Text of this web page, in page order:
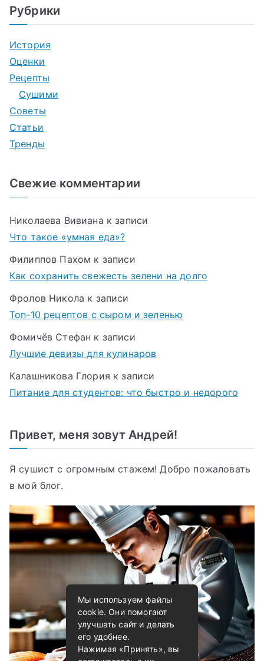
Рубрики
История
Оценки
Рецепты
Сушими
Советы
Статьи
Тренды
Свежие комментарии
Николаева Вивиана к записи
Что такое «умная еда»?
Филиппов Пахом к записи
Как сохранить свежесть зелени на долго
Фролов Никола к записи
Топ-10 рецептов с сыром и зеленью
Фомичёв Стефан к записи
Лучшие девизы для кулинаров
Калашникова Глория к записи
Питание для студентов: что быстро и недорого
Привет, меня зовут Андрей!
Я сушист с огромным стажем! Добро пожаловать
в мой блог.
Мы используем файлы
cookie. Они помогают
улучшать сайт и делать
его удобнее.
Нажимая «Принять», вы